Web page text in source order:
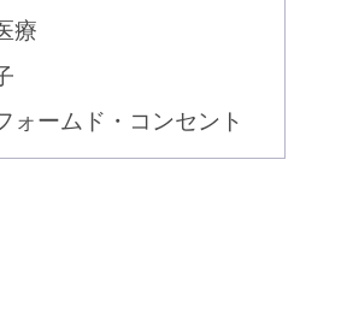
療
ォームド・コンセント